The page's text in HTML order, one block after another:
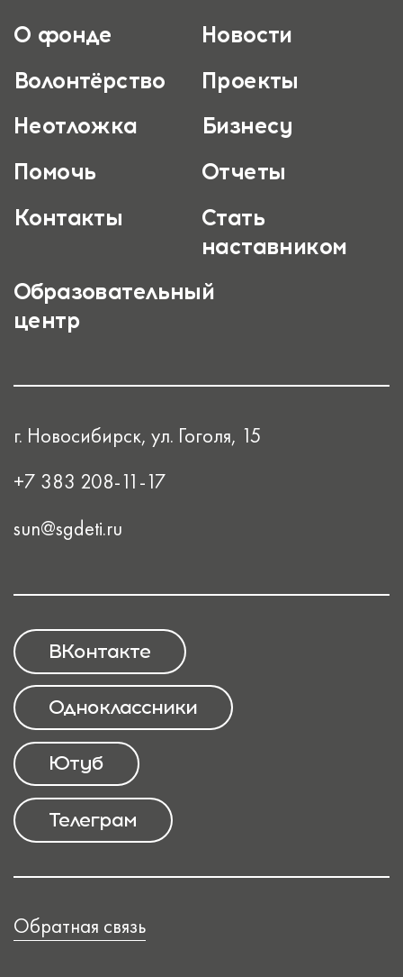
О фонде
Новости
Волонтёрство
Проекты
Неотложка
Бизнесу
Помочь
Отчеты
Контакты
Стать
наставником
Образовательный
центр
г. Новосибирск, ул. Гоголя, 15
+7 383 208-11-17
sun@sgdeti.ru
Обратная связь
ВКонтакте
Одноклассники
Ютуб
Телеграм